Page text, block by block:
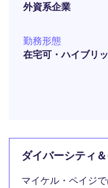
外資系企業
勤務形態
在宅可・ハイブリ
ダイバーシティ
マイケル・ペイジ